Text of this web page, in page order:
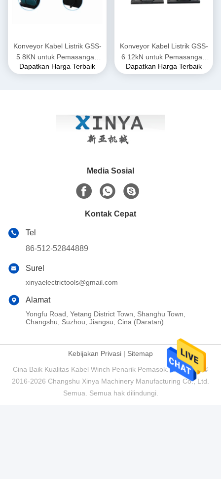
Konveyor Kabel Listrik GSS-
5 8KN untuk Pemasangan
Kabel Listrik Bawah Tanah
Dapatkan Harga Terbaik
Konveyor Kabel Listrik GSS-
6 12kN untuk Pemasangan
Kabel Listrik Bawah Tanah
Dapatkan Harga Terbaik
Media Sosial
Kontak Cepat
Tel
86-512-52844889
Surel
xinyaelectrictools@gmail.com
Alamat
Yongfu Road, Yetang District Town, Shanghu Town,
Changshu, Suzhou, Jiangsu, Cina (Daratan)
Kebijakan Privasi | Sitemap
Cina Baik Kualitas Kabel Winch Penarik Pemasok. Hak Cipta ©
2016-2026 Changshu Xinya Machinery Manufacturing Co., Ltd.
Semua. Semua hak dilindungi.